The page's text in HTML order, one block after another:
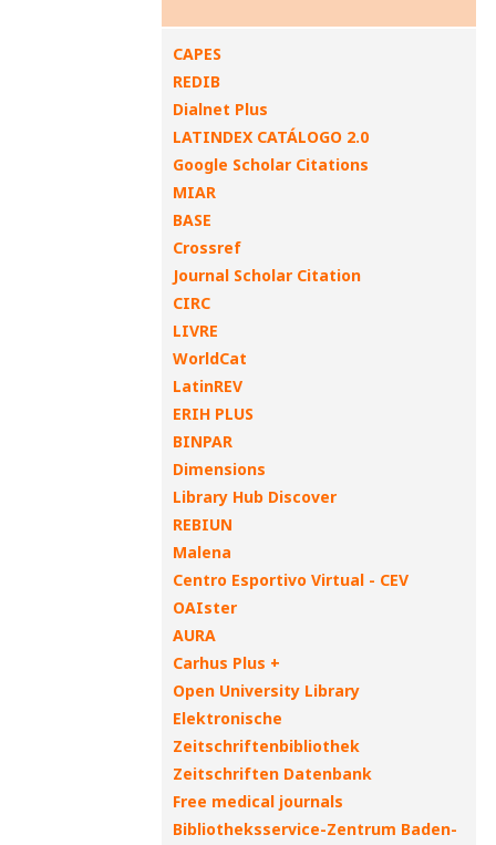
CAPES
REDIB
Dialnet Plus
LATINDEX CATÁLOGO 2.0
Google Scholar Citations
MIAR
BASE
Crossref
Journal Scholar Citation
CIRC
LIVRE
WorldCat
LatinREV
ERIH PLUS
BINPAR
Dimensions
Library Hub Discover
REBIUN
Malena
Centro Esportivo Virtual - CEV
OAIster
AURA
Carhus Plus +
Open University Library
Elektronische
Zeitschriftenbibliothek
Zeitschriften Datenbank
Free medical journals
Bibliotheksservice-Zentrum Baden-